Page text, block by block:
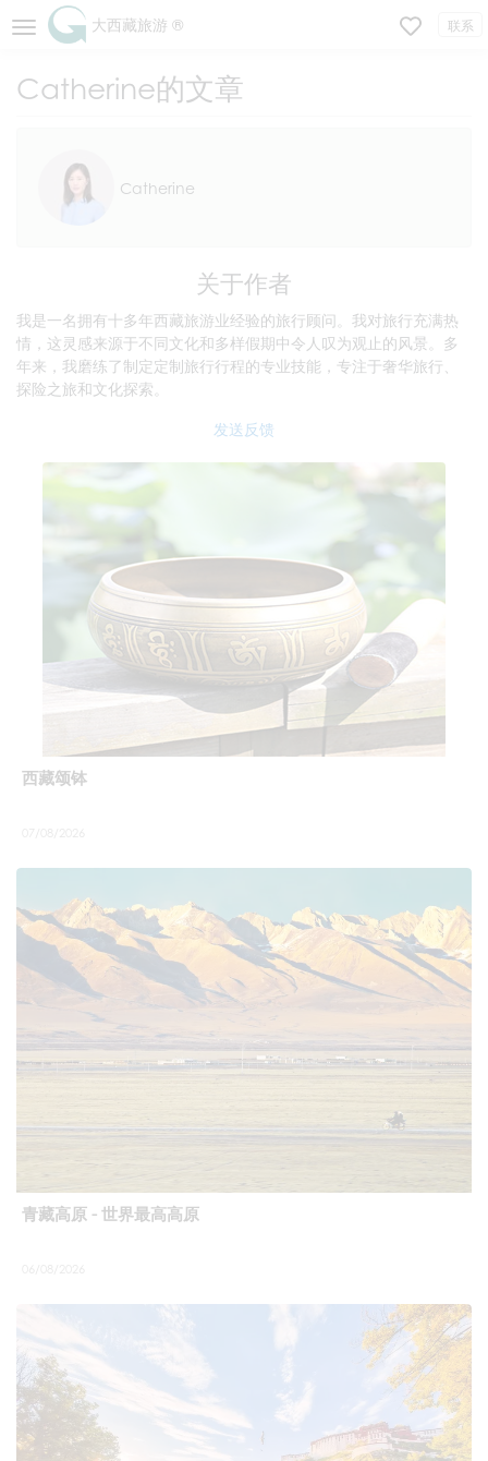
大西藏旅游 ® 联系
Catherine的文章
Catherine
关于作者
我是一名拥有十多年西藏旅游业经验的旅行顾问。我对旅行充满热
情，这灵感来源于不同文化和多样假期中令人叹为观止的风景。多
年来，我磨练了制定定制旅行行程的专业技能，专注于奢华旅行、
探险之旅和文化探索。
发送反馈
西藏颂钵
青藏高原 - 世界最高高原